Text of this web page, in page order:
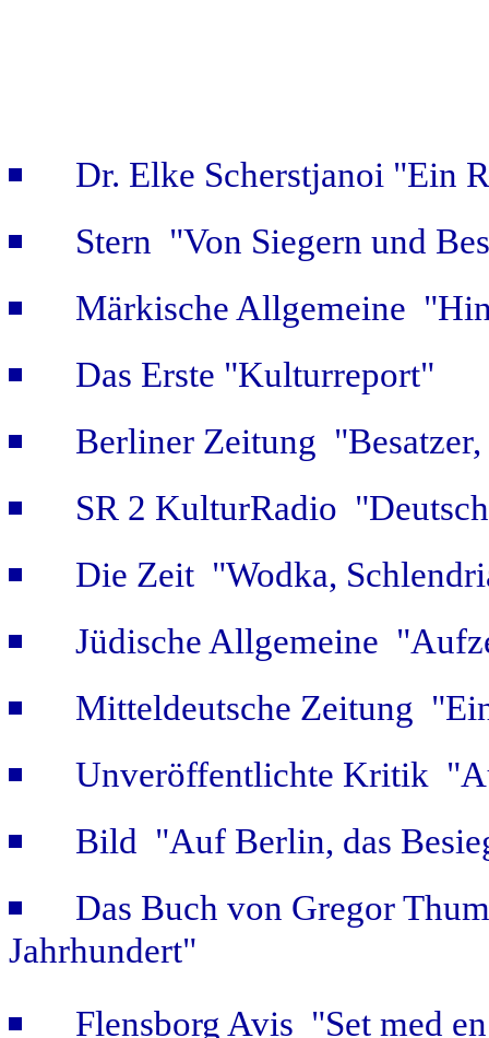
Dr. Elke Scherstjanoi "Ein
Stern "Von Siegern und
Märkische Allgemeine
Das Erste "Kulturreport"
Berliner Zeitung
SR 2 KulturRadio
Die Zeit "Wodka,
Jüdische Allgemeine
Mitteldeutsche Zeitung
Unveröffentlichte Kritik
Bild "Auf Berlin, das
Das Buch von Gregor
Jahrhundert"
Flensborg Avis "Set med